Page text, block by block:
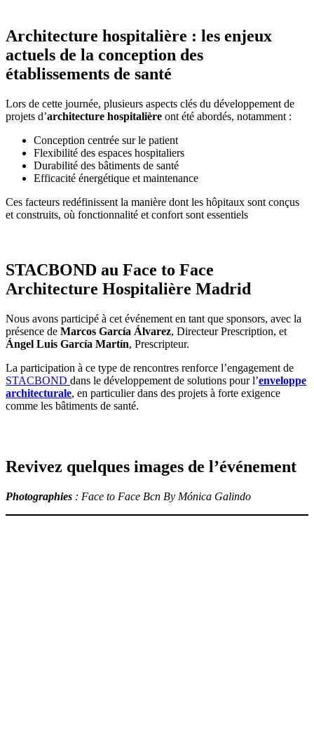
Architecture hospitalière : les enjeux
actuels de la conception des
établissements de santé
Lors de cette journée, plusieurs aspects clés du développement de
projets d’architecture hospitalière ont été abordés, notamment :
Conception centrée sur le patient
Flexibilité des espaces hospitaliers
Durabilité des bâtiments de santé
Efficacité énergétique et maintenance
Ces facteurs redéfinissent la manière dont les hôpitaux sont conçus
et construits, où fonctionnalité et confort sont essentiels
STACBOND au Face to Face
Architecture Hospitalière Madrid
Nous avons participé à cet événement en tant que sponsors, avec la
présence de Marcos García Álvarez, Directeur Prescription, et
Ángel Luis García Martín, Prescripteur.
La participation à ce type de rencontres renforce l’engagement de
STACBOND dans le développement de solutions pour l’enveloppe
architecturale, en particulier dans des projets à forte exigence
comme les bâtiments de santé.
Revivez quelques images de l’événement
Photographies : Face to Face Bcn By Mónica Galindo